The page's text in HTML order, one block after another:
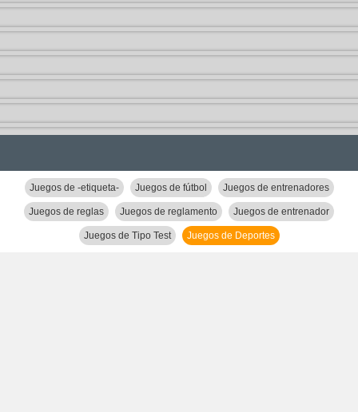
Juegos de -etiqueta- Juegos de fútbol Juegos de entrenadores
Juegos de reglas Juegos de reglamento Juegos de entrenador
Juegos de Tipo Test Juegos de Deportes